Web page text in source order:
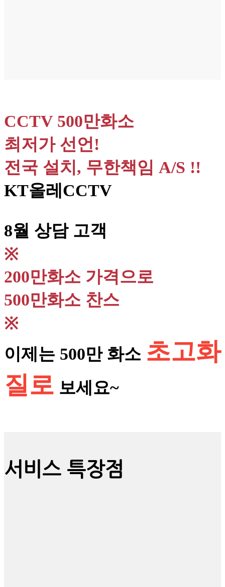
CCTV 500만화소
최저가 선언!
전국 설치, 무한책임 A/S !!
KT올레CCTV
8월 상담 고객
※
200만화소 가격으로
500만화소 찬스
※
이제는 500만 화소 초고화
질로 보세요~
서비스 특장점